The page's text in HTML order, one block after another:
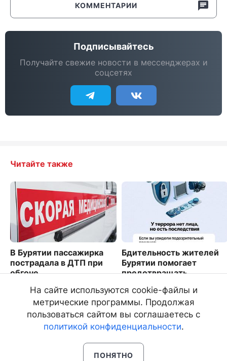
КОММЕНТАРИИ
Подписывайтесь
Получайте свежие новости в мессенджерах и
соцсетях
Читайте также
В Бурятии пассажирка
пострадала в ДТП при
обгоне
1317
Бдительность жителей
Бурятии помогает
предотвращать
8511
На сайте используются cookie-файлы и
метрические программы. Продолжая
пользоваться сайтом вы соглашаетесь с
политикой конфиденциальности.
ПОНЯТНО